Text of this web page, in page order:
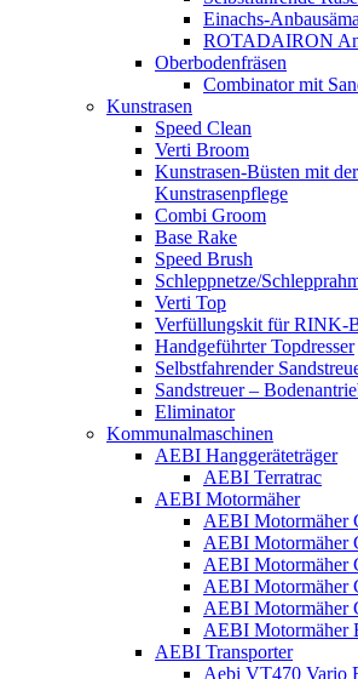
Einachs-
ROTADAIRON
Oberbodenfräsen
Combinator mit
Kunstrasen
Speed Clean
Verti Broom
Kunstrasen-Büsten mit
Kunstrasenpflege
Combi Groom
Base Rake
Speed Brush
Schleppnetze/
Verti Top
Verfüllungskit für RINK-
Handgeführter Topdresser
Selbstfahrender
Sandstreuer –
Eliminator
Kommunalmaschinen
AEBI Hanggeräteträger
AEBI Terratrac
AEBI Motormäher
AEBI Motormäher
AEBI Motormäher
AEBI Motormäher
AEBI Motormäher
AEBI Motormäher
AEBI Motormäher
AEBI Transporter
Aebi VT470 Vario